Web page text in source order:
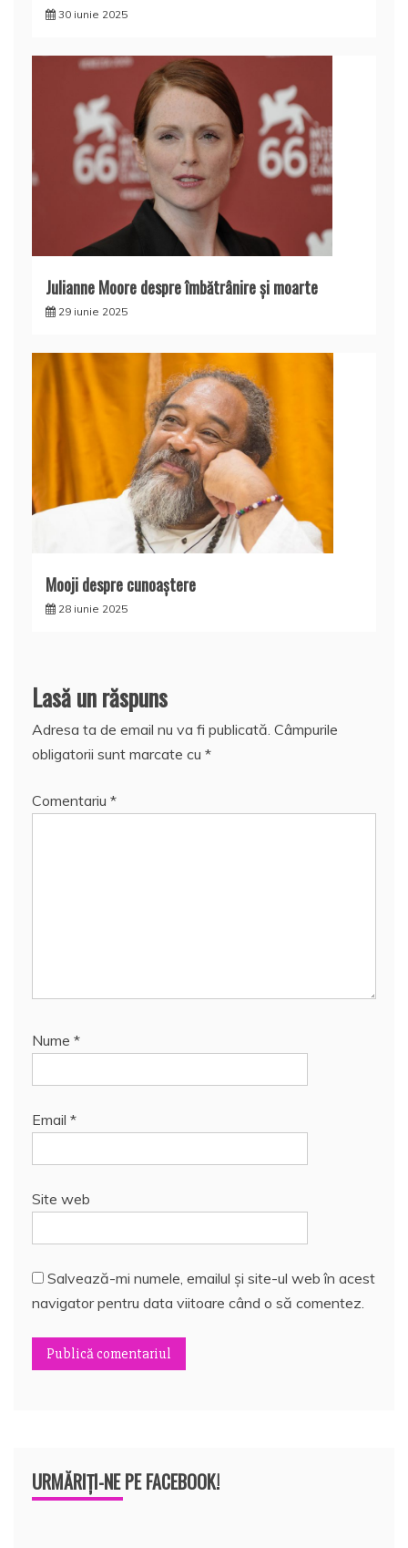
30 iunie 2025
Julianne Moore despre îmbătrânire și moarte
29 iunie 2025
Mooji despre cunoaştere
28 iunie 2025
Lasă un răspuns
Adresa ta de email nu va fi publicată. Câmpurile
obligatorii sunt marcate cu *
Comentariu *
Nume *
Email *
Site web
Salvează-mi numele, emailul și site-ul web în acest
navigator pentru data viitoare când o să comentez.
URMĂRIȚI-NE PE FACEBOOK!